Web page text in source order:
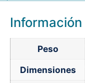
Peso
Dimensiones